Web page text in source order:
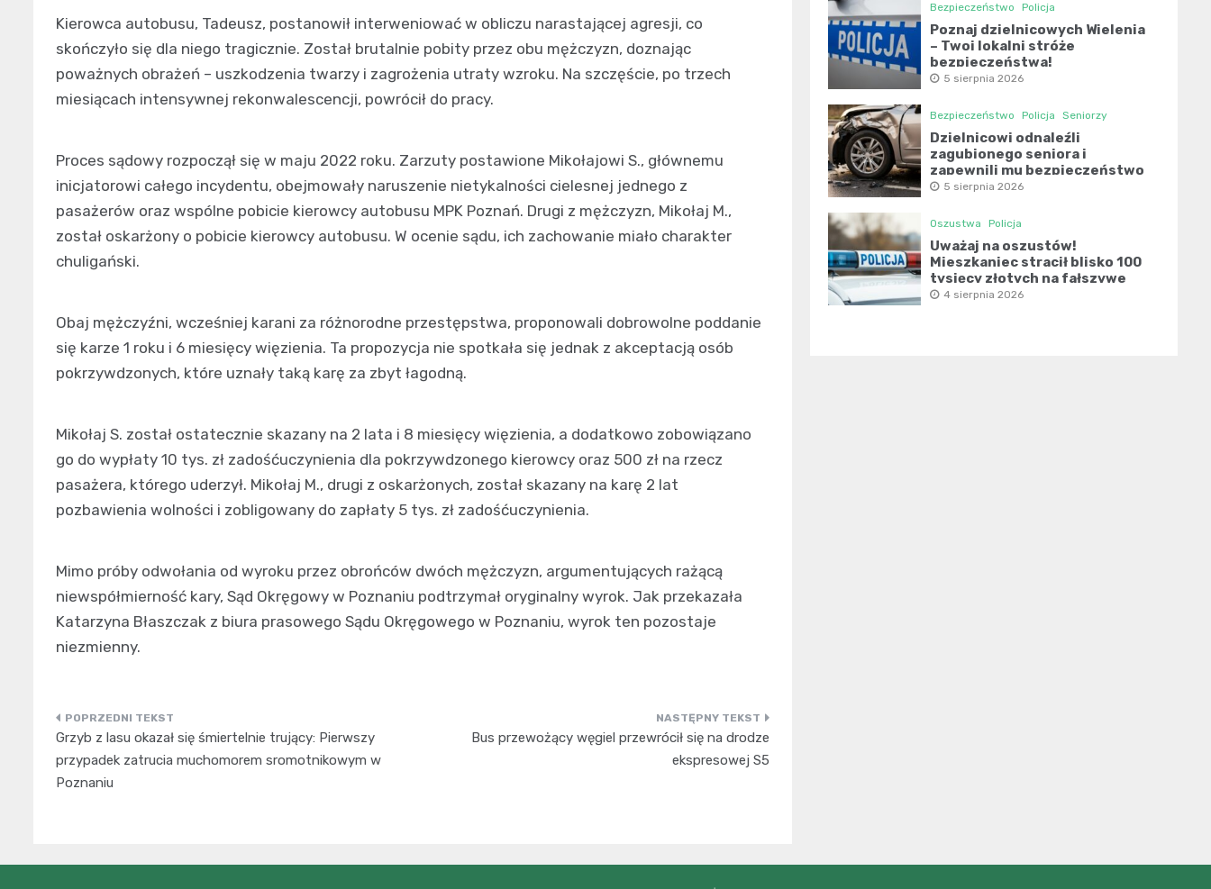
Kierowca autobusu, Tadeusz, postanowił interweniować w obliczu narastającej agresji, co
skończyło się dla niego tragicznie. Został brutalnie pobity przez obu mężczyzn, doznając
poważnych obrażeń – uszkodzenia twarzy i zagrożenia utraty wzroku. Na szczęście, po trzech
miesiącach intensywnej rekonwalescencji, powrócił do pracy.
Proces sądowy rozpoczął się w maju 2022 roku. Zarzuty postawione Mikołajowi S., głównemu
inicjatorowi całego incydentu, obejmowały naruszenie nietykalności cielesnej jednego z
pasażerów oraz wspólne pobicie kierowcy autobusu MPK Poznań. Drugi z mężczyzn, Mikołaj M.,
został oskarżony o pobicie kierowcy autobusu. W ocenie sądu, ich zachowanie miało charakter
chuligański.
Obaj mężczyźni, wcześniej karani za różnorodne przestępstwa, proponowali dobrowolne poddanie
się karze 1 roku i 6 miesięcy więzienia. Ta propozycja nie spotkała się jednak z akceptacją osób
pokrzywdzonych, które uznały taką karę za zbyt łagodną.
Mikołaj S. został ostatecznie skazany na 2 lata i 8 miesięcy więzienia, a dodatkowo zobowiązano
go do wypłaty 10 tys. zł zadośćuczynienia dla pokrzywdzonego kierowcy oraz 500 zł na rzecz
pasażera, którego uderzył. Mikołaj M., drugi z oskarżonych, został skazany na karę 2 lat
pozbawienia wolności i zobligowany do zapłaty 5 tys. zł zadośćuczynienia.
Mimo próby odwołania od wyroku przez obrońców dwóch mężczyzn, argumentujących rażącą
niewspółmierność kary, Sąd Okręgowy w Poznaniu podtrzymał oryginalny wyrok. Jak przekazała
Katarzyna Błaszczak z biura prasowego Sądu Okręgowego w Poznaniu, wyrok ten pozostaje
niezmienny.
Nawigacja
wpisu
Grzyb z lasu okazał się śmiertelnie trujący: Pierwszy
przypadek zatrucia muchomorem sromotnikowym w
Poznaniu
Bus przewożący węgiel przewrócił się na drodze
ekspresowej S5
Bezpieczeństwo Policja
Poznaj dzielnicowych Wielenia
– Twoi lokalni stróże
bezpieczeństwa!
5 sierpnia 2026
Bezpieczeństwo Policja Seniorzy
Dzielnicowi odnaleźli
zagubionego seniora i
zapewnili mu bezpieczeństwo
5 sierpnia 2026
Oszustwa Policja
Uważaj na oszustów!
Mieszkaniec stracił blisko 100
tysięcy złotych na fałszywe
inwestycje
4 sierpnia 2026